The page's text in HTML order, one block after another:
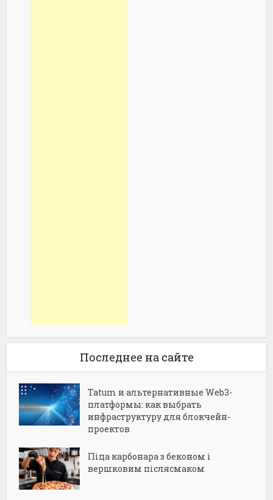
Последнее на сайте
Tatum и альтернативные Web3-
платформы: как выбрать
инфраструктуру для блокчейн-
проектов
Піца карбонара з беконом і
вершковим післясмаком